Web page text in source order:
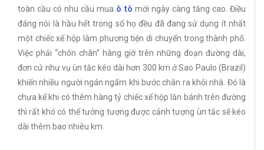
toàn cầu có nhu cầu mua ô tô mới ngày càng tăng cao. Điều
đáng nói là hầu hết trong số họ đều đã đang sử dụng ít nhất
một chiếc xế hộp làm phương tiện di chuyển trong thành phố.
Việc phải “chôn chân” hàng giờ trên những đoạn đường dài,
đơn cử như vụ ùn tắc kéo dài hơn 300 km ở Sao Paulo (Brazil)
khiến nhiều người ngán ngẩm khi bước chân ra khỏi nhà. Đó là
chưa kể khi có thêm hàng tỷ chiếc xế hộp lăn bánh trên đường
thì rất khó có thể tưởng tượng được cảnh tượng ùn tắc sẽ kéo
dài thêm bao nhiêu km.